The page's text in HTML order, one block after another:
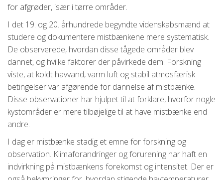
for afgrøder, især i tørre områder.
I det 19. og 20. århundrede begyndte videnskabsmænd at
studere og dokumentere mistbænkene mere systematisk.
De observerede, hvordan disse tågede områder blev
dannet, og hvilke faktorer der påvirkede dem. Forskning
viste, at koldt havvand, varm luft og stabil atmosfærisk
betingelser var afgørende for dannelse af mistbænke.
Disse observationer har hjulpet til at forklare, hvorfor nogle
kystområder er mere tilbøjelige til at have mistbænke end
andre.
I dag er mistbænke stadig et emne for forskning og
observation. Klimaforandringer og forurening har haft en
indvirkning på mistbænkens forekomst og intensitet. Der er